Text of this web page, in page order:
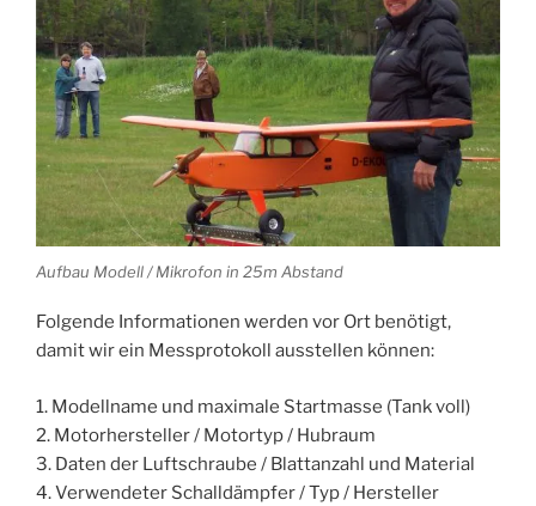
Aufbau Modell / Mikrofon in 25m Abstand
Folgende Informationen werden vor Ort benötigt,
damit wir ein Messprotokoll ausstellen können:
1. Modellname und maximale Startmasse (Tank voll)
2. Motorhersteller / Motortyp / Hubraum
3. Daten der Luftschraube / Blattanzahl und Material
4. Verwendeter Schalldämpfer / Typ / Hersteller